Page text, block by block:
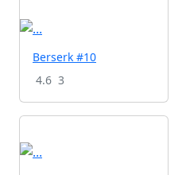
Berserk #10
4.6 3